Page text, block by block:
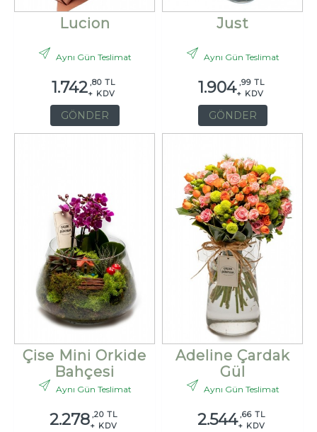
Lucion
Aynı Gün Teslimat
1.742 ,80 TL
+ KDV
GÖNDER
Just
Aynı Gün Teslimat
1.904 ,99 TL
+ KDV
GÖNDER
Çise Mini Orkide
Bahçesi
Aynı Gün Teslimat
2.278 ,20 TL
+ KDV
Adeline Çardak
Gül
Aynı Gün Teslimat
2.544 ,66 TL
+ KDV